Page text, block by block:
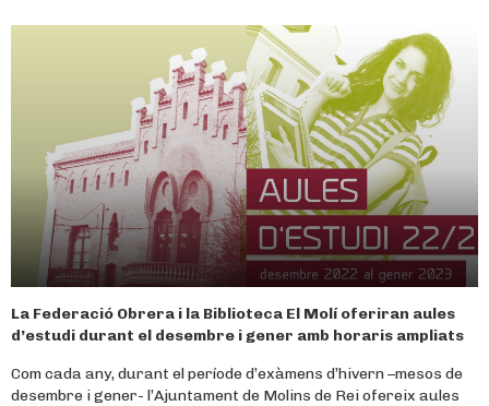
La Federació Obrera i la Biblioteca El Molí oferiran aules
d’estudi durant el desembre i gener amb horaris ampliats
Com cada any, durant el període d’exàmens d’hivern –mesos de
desembre i gener- l’Ajuntament de Molins de Rei ofereix aules